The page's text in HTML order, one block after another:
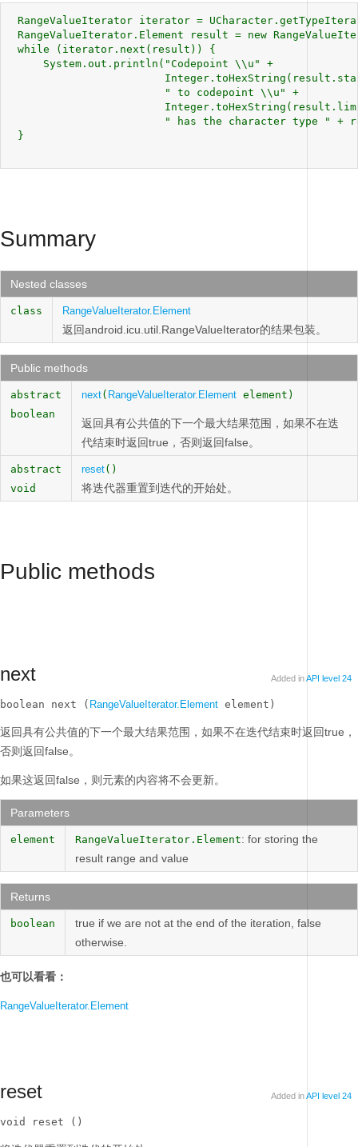
RangeValueIterator iterator =
RangeValueIterator.Element result = new
while (iterator.next(result)) {
     System.out.println("Codepoint \\u" +
                        " to codepoint \\u" +
" has the character type " +
}
Summary
Nested classes
class RangeValueIterator.Element
返回android.icu.util.RangeValueIterator的结果包装。
Public methods
abstract
boolean
next( RangeValueIterator.Element element)
返回具有公共值的下一个最大结果范围，如果不在迭
代结束时返回true，否则返回false。
abstract
void
reset()
将迭代器重置到迭代的开始处。
Public methods
next Added inAPI level 24
boolean next ( RangeValueIterator.Element element)
返回具有公共值的下一个最大结果范围，如果不在迭代结束时返回true，
否则返回false。
如果这返回false，则元素的内容将不会更新。
Parameters
element RangeValueIterator.Element: for storing the
result range and value
Returns
boolean
true if we are not at the end of the iteration, false
otherwise.
也可以看看：
RangeValueIterator.Element
reset Added inAPI level 24
void reset ()